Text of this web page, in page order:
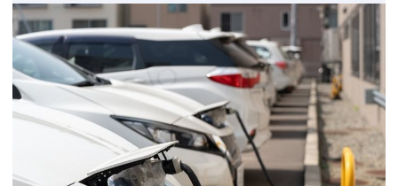
renovaties
meest
gunstig
voor
bewoners